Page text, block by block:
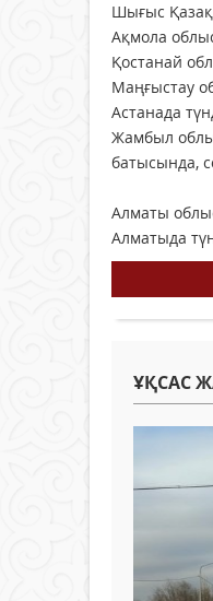
Шығыс
Ақмола
Қостанай
Маңғыстау
Астанада
Жамбыл
батысында,
Алматы
Алматыда
ҰҚСАС